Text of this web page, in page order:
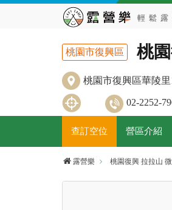
桃園市復興區 桃
桃園市復興區華陵
02-2252-
查訂空位 營區介紹
露營樂 桃園復興 拉拉山